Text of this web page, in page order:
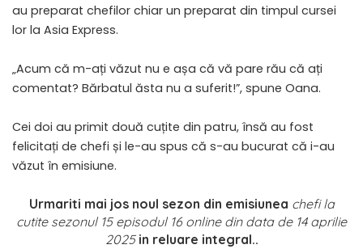
au preparat chefilor chiar un preparat din timpul cursei
lor la Asia Express.
„Acum că m-ați văzut nu e așa că vă pare rău că ați
comentat? Bărbatul ăsta nu a suferit!”, spune Oana.
Cei doi au primit două cuțite din patru, însă au fost
felicitați de chefi și le-au spus că s-au bucurat că i-au
văzut în emisiune.
Urmariti mai jos noul sezon din emisiunea chefi la
cutite sezonul 15 episodul 16 online din data de 14 aprilie
2025in reluare integral..